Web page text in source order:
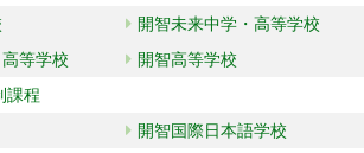
開智未来中学・高等学校
等学校
開智高等学校
課程
開智国際日本語学校